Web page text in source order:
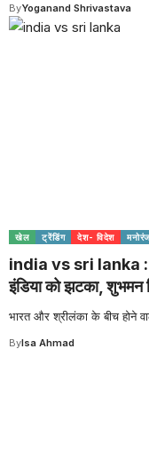
ByYoganand Shrivastava
खेल ट्रेंडिंग देश- विदेश
india vs sri lanka :
इंडिया को झटका, शुभमन
भारत और श्रीलंका के बीच होने
ByIsa Ahmad